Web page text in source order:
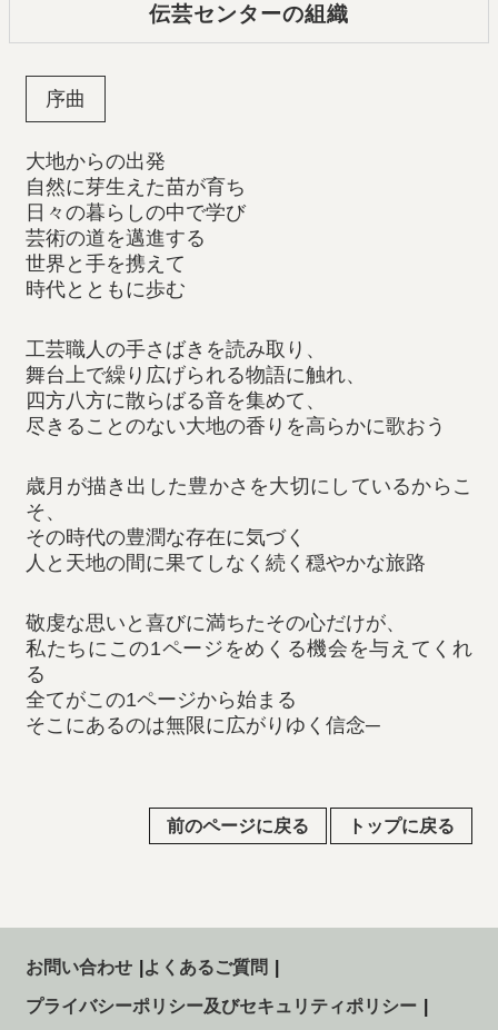
伝芸センターの組織
序曲
大地からの出発
自然に芽生えた苗が育ち
日々の暮らしの中で学び
芸術の道を邁進する
世界と手を携えて
時代とともに歩む
工芸職人の手さばきを読み取り、
舞台上で繰り広げられる物語に触れ、
四方八方に散らばる音を集めて、
尽きることのない大地の香りを高らかに歌おう
歳月が描き出した豊かさを大切にしているからこ
そ、
その時代の豊潤な存在に気づく
人と天地の間に果てしなく続く穏やかな旅路
敬虔な思いと喜びに満ちたその心だけが、
私たちにこの1ページをめくる機会を与えてくれ
る
全てがこの1ページから始まる
そこにあるのは無限に広がりゆく信念─
前のページに戻る トップに戻る
お問い合わせ よくあるご質問
プライバシーポリシー及びセキュリティポリシー